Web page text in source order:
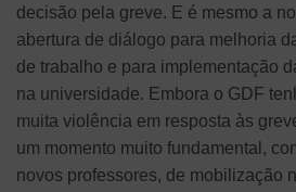
decisão pela greve. E é mesmo a
abertura de diálogo para melhoria
de trabalho e para implementação
na universidade. Embora o GDF
muita violência em resposta às
um momento muito fundamental,
novos professores, de mobilização